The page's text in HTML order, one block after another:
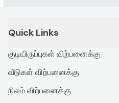
Quick Links
குடியிருப்புகள் விற்பனைக்கு
வீடுகள் விற்பனைக்கு
நிலம் விற்பனைக்கு